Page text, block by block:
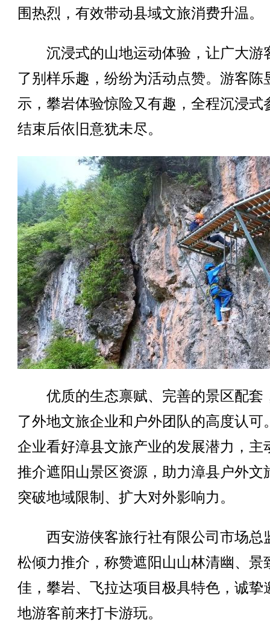
围热烈，有效带动县域文旅消费升温。
沉浸式的山地运动体验，让广大游
了别样乐趣，纷纷为活动点赞。游客陈
示，攀岩体验惊险又有趣，全程沉浸式
结束后依旧意犹未尽。
优质的生态禀赋、完善的景区配套
了外地文旅企业和户外团队的高度认可
企业看好漳县文旅产业的发展潜力，主
推介遮阳山景区资源，助力漳县户外文
突破地域限制、扩大对外影响力。
西安游侠客旅行社有限公司市场总
松倾力推介，称赞遮阳山山林清幽、景
佳，攀岩、飞拉达项目极具特色，诚挚
地游客前来打卡游玩。